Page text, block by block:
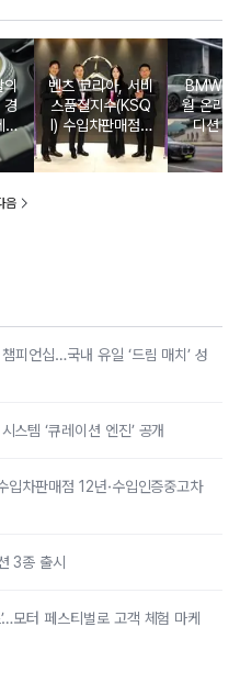
의
경
이
벤츠 코리아, 서비
스품질지수(KSQ
I) 수입차판매점 1
2년·수입인증중고
차 6년 연속 1위
BMW
월 온라
디션 3
음
피언십…국내 유일 ‘드림 매치’ 성
스템 ‘큐레이션 엔진’ 공개
차판매점 12년·수입인증중고차
3종 출시
모터 페스티벌로 고객 체험 마케